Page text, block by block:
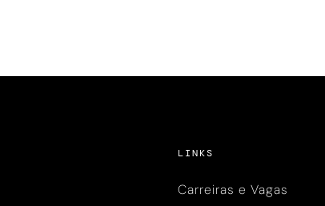
LINKS
Carreiras e Vagas